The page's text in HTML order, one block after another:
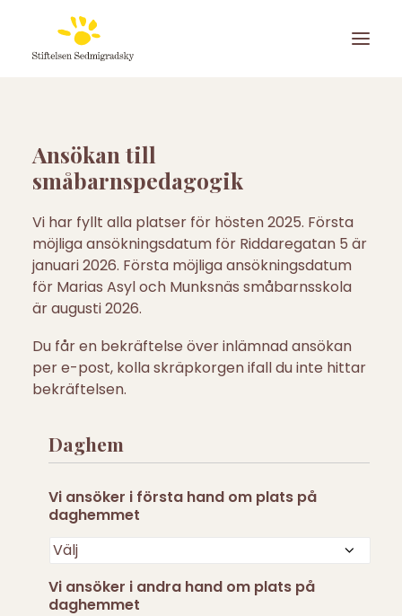
ANSÖK OM PLATS
Ansökan till
småbarnspedagogik
Vi har fyllt alla platser för hösten 2025. Första
möjliga ansökningsdatum för Riddaregatan 5 är
januari 2026. Första möjliga ansökningsdatum
för Marias Asyl och Munksnäs småbarnsskola
är augusti 2026.
Du får en bekräftelse över inlämnad ansökan
per e-post, kolla skräpkorgen ifall du inte hittar
bekräftelsen.
Daghem
Vi ansöker i första hand om plats på
daghemmet
Vi ansöker i andra hand om plats på
daghemmet